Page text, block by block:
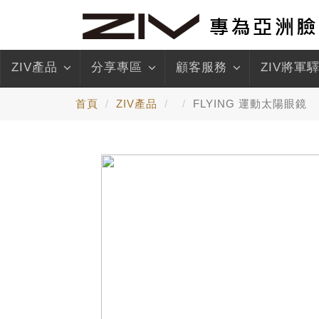
ZIV產品 分享專區 顧客服務 ZIV將軍
首頁 ZIV產品 FLYING 運動太陽眼鏡